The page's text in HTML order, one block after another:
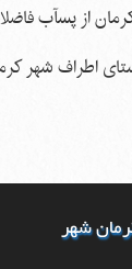
از پسآب
اطراف شهر
شهر